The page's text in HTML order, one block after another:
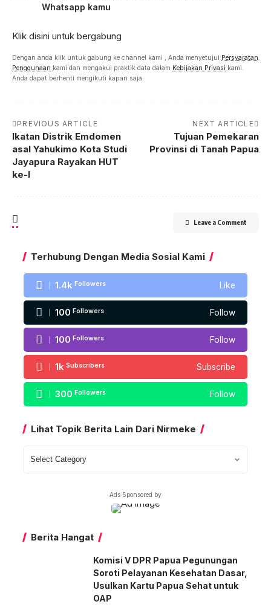
Whatsapp kamu
Klik disini untuk bergabung
Dengan anda klik untuk gabung ke channel kami , Anda menyetujui Persyaratan
Penggunaan kami dan mengakui praktik data dalam Kebijakan Privasi kami.
Anda dapat berhenti mengikuti kapan saja.
PREVIOUS ARTICLE
Ikatan Distrik Emdomen
asal Yahukimo Kota Studi
Jayapura Rayakan HUT
ke-I
NEXT ARTICLE
Tujuan Pemekaran
Provinsi di Tanah Papua
Leave a Comment
Terhubung Dengan Media Sosial Kami
1.4k Followers Like
100 Followers Follow
100 Followers Follow
1k Subscribers Subscribe
300 Followers Follow
Lihat Topik Berita Lain Dari Nirmeke
Ads Sponsored by
Berita Hangat
Komisi V DPR Papua Pegunungan
Soroti Pelayanan Kesehatan Dasar,
Usulkan Kartu Papua Sehat untuk
OAP